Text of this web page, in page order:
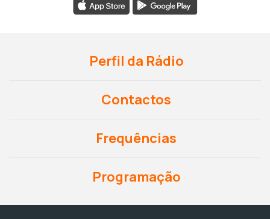
Perfil da Rádio
Contactos
Frequências
Programação